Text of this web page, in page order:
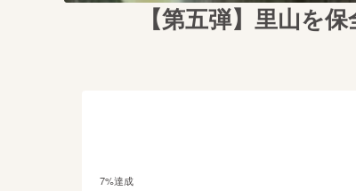
【第五弾】里山を
7%達成